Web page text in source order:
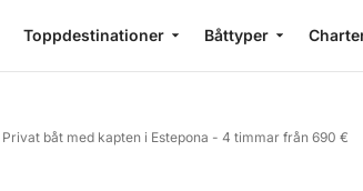
Toppdestinationer Båttyper
Privat båt med kapten i Estepona - 4 timmar från 690 €